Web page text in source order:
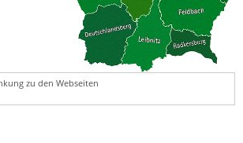
zu den Webseiten